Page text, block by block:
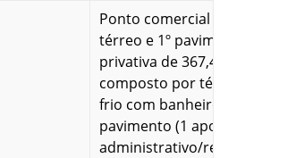
Ponto comercial localizado
térreo e 1º pavimento com
privativa de 367,40 m². É
composto por térreo (rede
frio com banheiro) e 1º
pavimento (1 apoio
administrativo/recursos